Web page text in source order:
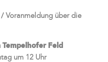
Voranmeldung über die
Tempelhofer Feld
um 12 Uhr